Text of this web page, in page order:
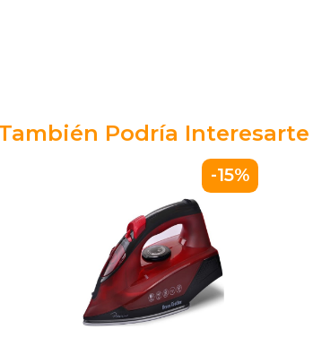
Podría Interesarte
-15%